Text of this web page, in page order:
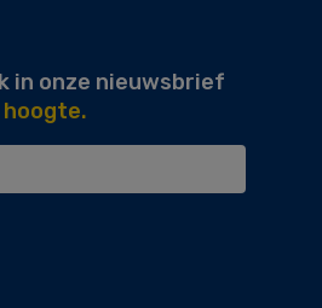
in onze nieuwsbrief